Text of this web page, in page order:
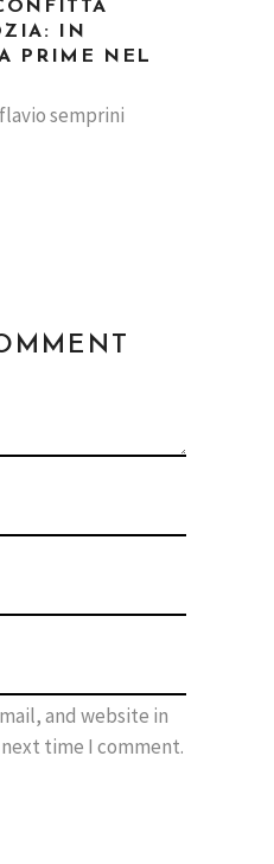
IN
PRIME NEL
flavio semprini
and website in
time I comment.